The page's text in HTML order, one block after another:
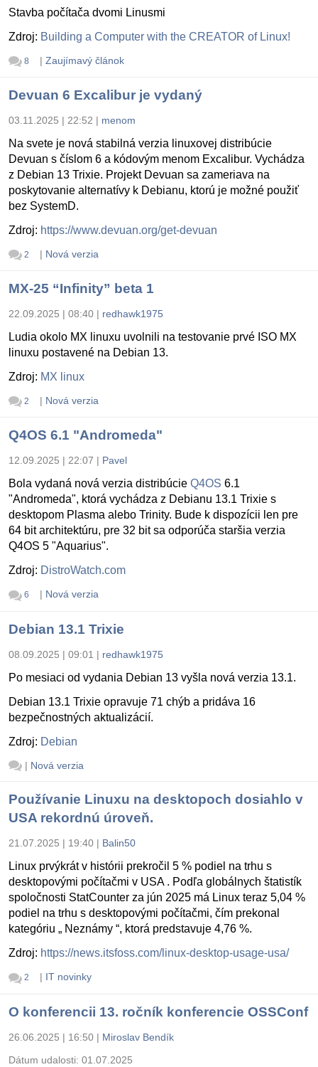
Stavba počítača dvomi Linusmi
Zdroj: Building a Computer with the CREATOR of Linux!
8 | Zaujímavý článok
Devuan 6 Excalibur je vydaný
03.11.2025 | 22:52 | menom
Na svete je nová stabilná verzia linuxovej distribúcie
Devuan s číslom 6 a kódovým menom Excalibur. Vychádza
z Debian 13 Trixie. Projekt Devuan sa zameriava na
poskytovanie alternatívy k Debianu, ktorú je možné použiť
bez SystemD.
Zdroj: https://www.devuan.org/get-devuan
2 | Nová verzia
MX-25 “Infinity” beta 1
22.09.2025 | 08:40 | redhawk1975
Ludia okolo MX linuxu uvolnili na testovanie prvé ISO MX
linuxu postavené na Debian 13.
Zdroj: MX linux
2 | Nová verzia
Q4OS 6.1 "Andromeda"
12.09.2025 | 22:07 | Pavel
Bola vydaná nová verzia distribúcie Q4OS 6.1
"Andromeda", ktorá vychádza z Debianu 13.1 Trixie s
desktopom Plasma alebo Trinity. Bude k dispozícii len pre
64 bit architektúru, pre 32 bit sa odporúča staršia verzia
Q4OS 5 "Aquarius".
Zdroj: DistroWatch.com
6 | Nová verzia
Debian 13.1 Trixie
08.09.2025 | 09:01 | redhawk1975
Po mesiaci od vydania Debian 13 vyšla nová verzia 13.1.
Debian 13.1 Trixie opravuje 71 chýb a pridáva 16
bezpečnostných aktualizácií.
Zdroj: Debian
| Nová verzia
Používanie Linuxu na desktopoch dosiahlo v
USA rekordnú úroveň.
21.07.2025 | 19:40 | Balin50
Linux prvýkrát v histórii prekročil 5 % podiel na trhu s
desktopovými počítačmi v USA . Podľa globálnych štatistík
spoločnosti StatCounter za jún 2025 má Linux teraz 5,04 %
podiel na trhu s desktopovými počítačmi, čím prekonal
kategóriu „ Neznámy “, ktorá predstavuje 4,76 %.
Zdroj: https://news.itsfoss.com/linux-desktop-usage-usa/
2 | IT novinky
O konferencii 13. ročník konferencie OSSConf
26.06.2025 | 16:50 | Miroslav Bendík
Dátum udalosti: 01.07.2025